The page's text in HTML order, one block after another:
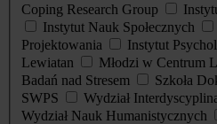
Coping Research Group
Instytut Nauk Społecznych
Projektowania
Instytut
Lewiatan
Młodzi w Centrum
Badań nad Stresem
Szkoła
SWPS
Wydział
Wydział Nauk Humanistycznych